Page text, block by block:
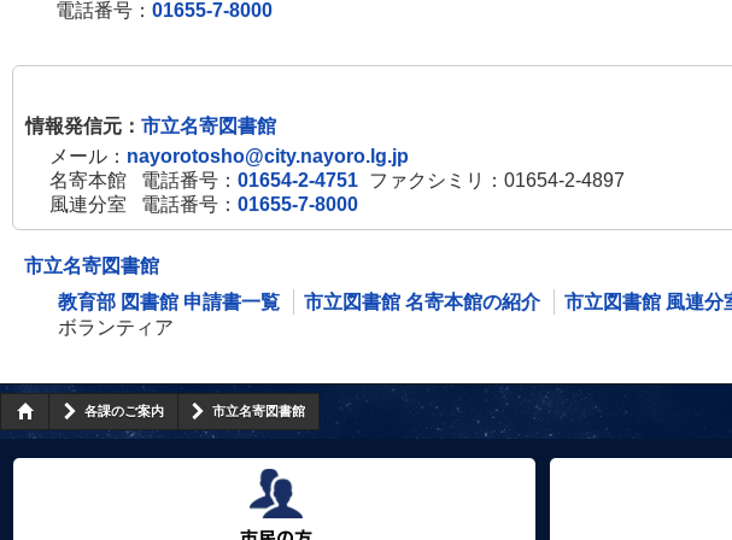
電話番号： 01655-7-8000
情報発信元： 市立名寄図書館
メール： nayorotosho@city.nayoro.lg.jp
名寄本館
電話番号： 01654-2-4751 ファクシミリ：01654-2-4897
風連分室
電話番号： 01655-7-8000
市立名寄図書館
教育部 図書館 申請書一覧
市立図書館 名寄本館の紹介 市立図書館 風連分
ボランティア
各課のご案内 市立名寄図書館